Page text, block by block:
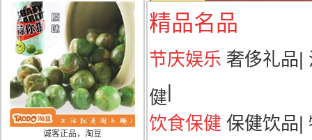
诚客正品，淘豆
精品名品
节庆娱乐 奢侈礼品|
健|
饮食保健 保健饮品|